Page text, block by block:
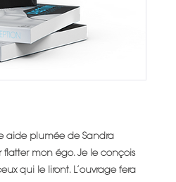
aide plumée de Sandra
mon égo. Je le conçois
qui le liront. L’ouvrage fera